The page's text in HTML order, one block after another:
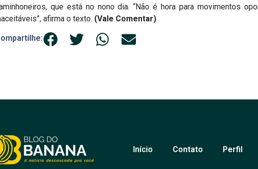
que está no nono dia. “Não é hora para movimentos
afirma o texto. (Vale Comentar)
Início Contato Perfil